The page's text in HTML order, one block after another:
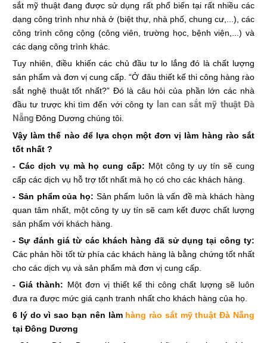
sắt mỹ thuật đang được sử dụng rất phổ biến tại rất nhiều các
dạng công trình như nhà ở (biệt thự, nhà phố, chung cư,...), các
công trình công cộng (công viên, trường học, bệnh viện,...) và
các dạng công trình khác.
Tuy nhiên, điều khiến các chủ đầu tư lo lắng đó là chất lượng
sản phẩm và đơn vị cung cấp. “Ở đâu thiết kế thi công hàng rào
sắt nghệ thuật tốt nhất?” Đó là câu hỏi của phần lớn các nhà
đầu tư trược khi tìm đến với công ty lan can sắt mỹ thuật Đà
Nẵng Đông Dương chúng tôi.
Vậy làm thế nào để lựa chọn một đơn vị làm hàng rào sắt
tốt nhất ?
- Các dịch vụ mà họ cung cấp: Một công ty uy tín sẽ cung
cấp các dịch vụ hỗ trợ tốt nhất mà họ có cho các khách hàng.
- Sản phẩm của họ: Sản phẩm luôn là vấn đề mà khách hàng
quan tâm nhất, một công ty uy tín sẽ cam kết được chất lượng
sản phẩm với khách hàng.
- Sự đánh giá từ các khách hàng đã sử dụng tại công ty:
Các phản hồi tốt từ phía các khách hàng là bằng chứng tốt nhất
cho các dịch vụ và sản phẩm mà đơn vị cung cấp.
- Giá thành: Một đơn vị thiết kế thi công chất lượng sẽ luôn
đưa ra được mức giá cạnh tranh nhất cho khách hàng của họ.
6 lý do vì sao bạn nên làm hàng rào sắt mỹ thuật Đà Nẵng
tại Đông Dương